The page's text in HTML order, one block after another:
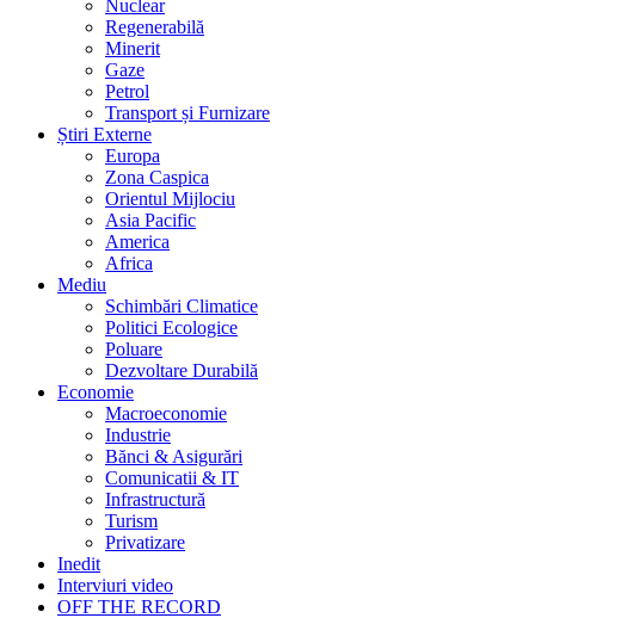
Nuclear
Regenerabilă
Minerit
Gaze
Petrol
Transport și Furnizare
Știri Externe
Europa
Zona Caspica
Orientul Mijlociu
Asia Pacific
America
Africa
Mediu
Schimbări Climatice
Politici Ecologice
Poluare
Dezvoltare Durabilă
Economie
Macroeconomie
Industrie
Bănci & Asigurări
Comunicatii & IT
Infrastructură
Turism
Privatizare
Inedit
Interviuri video
OFF THE RECORD